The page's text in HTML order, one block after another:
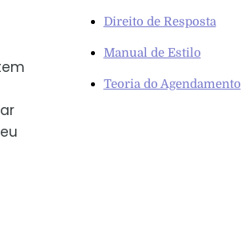
Direito de Resposta
Manual de Estilo
Teoria do Agendamento